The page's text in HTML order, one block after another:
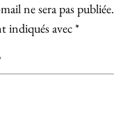
ne sera pas publiée.
indiqués avec*